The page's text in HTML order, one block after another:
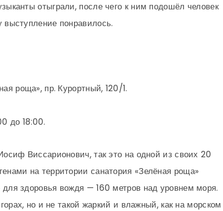
отыграли, после чего к ним подошёл человек
понравилось.
роща», пр. Курортный, 120/1.
до 18:00.
Виссарионович, так это на одной из своих 20
на территории санатория «Зелёная роща»
здоровья вождя — 160 метров над уровнем моря.
но и не такой жаркий и влажный, как на морском